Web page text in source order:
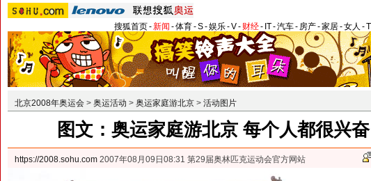
搜狐首页-新闻 -体育-S-娱乐-V- 财经- IT-汽车- 房产-家居-女人 -
北京2008年奥运会 > 奥运活动 > 奥运家庭游北京 > 活动图片
图文：奥运家庭游北京 每个人都很兴奋
https://2008.sohu.com 2007年08月09日08:31 第29届奥林匹克运动会官方网站